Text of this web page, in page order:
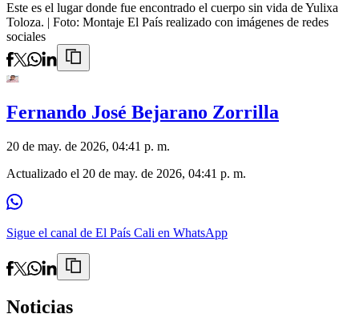
Este es el lugar donde fue encontrado el cuerpo sin vida de Yulixa
Toloza. | Foto: Montaje El País realizado con imágenes de redes
sociales
Fernando José Bejarano Zorrilla
20 de may. de 2026, 04:41 p. m.
Actualizado el 20 de may. de 2026, 04:41 p. m.
Sigue el canal de El País Cali en WhatsApp
Noticias